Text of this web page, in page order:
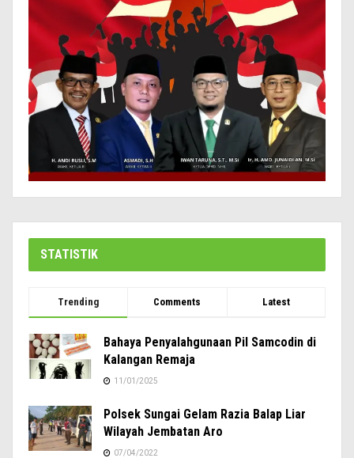
STATISTIK
Trending Comments Latest
Bahaya Penyalahgunaan Pil Samcodin di
Kalangan Remaja
11/01/2025
Polsek Sungai Gelam Razia Balap Liar
Wilayah Jembatan Aro
07/04/2022